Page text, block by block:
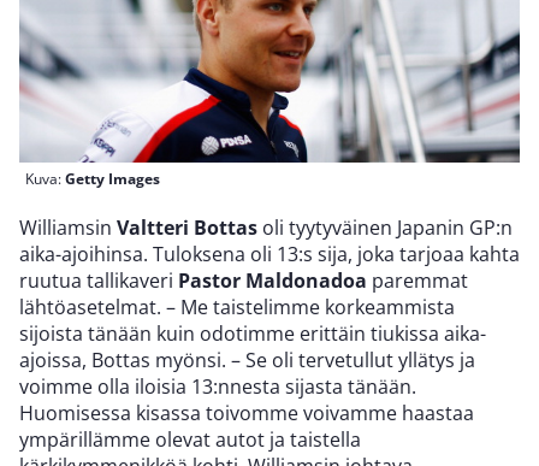
Kuva:Getty Images
Williamsin Valtteri Bottas oli tyytyväinen Japanin GP:n
aika-ajoihinsa. Tuloksena oli 13:s sija, joka tarjoaa kahta
ruutua tallikaveri Pastor Maldonadoa paremmat
lähtöasetelmat. – Me taistelimme korkeammista
sijoista tänään kuin odotimme erittäin tiukissa aika-
ajoissa, Bottas myönsi. – Se oli tervetullut yllätys ja
voimme olla iloisia 13:nnesta sijasta tänään.
Huomisessa kisassa toivomme voivamme haastaa
ympärillämme olevat autot ja taistella